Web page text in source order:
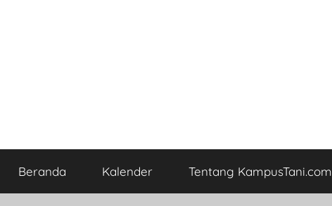
Beranda Kalender Tentang KampusTani.com